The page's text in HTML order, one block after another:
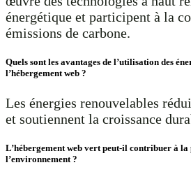
énergétique et participent à la
émissions de carbone.
Quels sont les avantages de l’utilisation des
l’hébergement web ?
Les énergies renouvelables
et soutiennent la croissance
L’hébergement web vert peut-il contribuer à
l’environnement ?